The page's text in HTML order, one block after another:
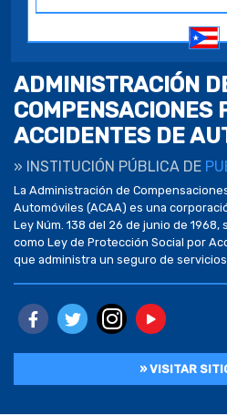
ADMINISTRACIÓN
COMPENSACIONES
ACCIDENTES DE
» INSTITUCIÓN PÚBLICA DE
La Administración de
Automóviles (ACAA) es una
Ley Núm. 138 del 26 de junio de
como Ley de Protección Social por
que administra un seguro de
» VISITAR